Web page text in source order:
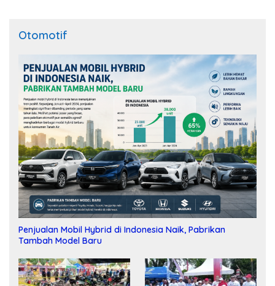
Otomotif
Penjualan Mobil Hybrid di Indonesia Naik, Pabrikan
Tambah Model Baru